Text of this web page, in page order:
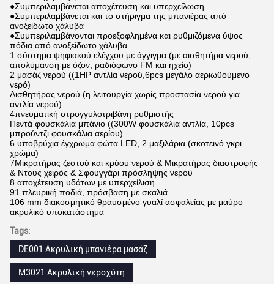
●Συμπεριλαμβάνεται αποχέτευση και υπερχείλωση
●Συμπεριλαμβάνεται και το στήριγμα της μπανιέρας από
ανοξείδωτο χάλυβα
●Συμπεριλαμβάνονται προεξοφλημένα και ρυθμιζόμενα ύψος
πόδια από ανοξείδωτο χάλυβα
1 σύστημα ψηφιακού ελέγχου με άγγιγμα (με αισθητήρα νερού,
απολύμανση με όζον, ραδιόφωνο FM και ηχείο)
2 μασάζ νερού ((1HP αντλία νερού,6pcs μεγάλο αεριωθούμενο
νερό)
Αισθητήρας νερού (η λειτουργία χωρίς προστασία νερού για
αντλία νερού)
4πνευματική στρογγυλοτριβάνη ρυθμιστής
Πεντά φουσκάλια μπάνιο ((300W φουσκάλια αντλία, 10pcs
μπρούντζι φουσκάλια αερίου)
6 υποβρύχια έγχρωμα φώτα LED, 2 μαξιλάρια (σκοτεινό γκρι
χρώμα)
7Μικρατήρας ζεστού και κρύου νερού & Μικρατήρας διαστροφής
& Ντους χειρός & Σφουγγάρι πρόσληψης νερού
8 αποχέτευση υδάτων με υπερχείλιση
91 πλευρική ποδιά, πρόσβαση με σκαλιά.
106 mm διακοσμητικό θραυσμένο γυαλί ασφαλείας με μαύρο
ακρυλικό υποκατάστημα
Tags:
DE001 Ακρυλική μπανιέρα μασάζ
M3021 Ακρυλική νεροχύτη